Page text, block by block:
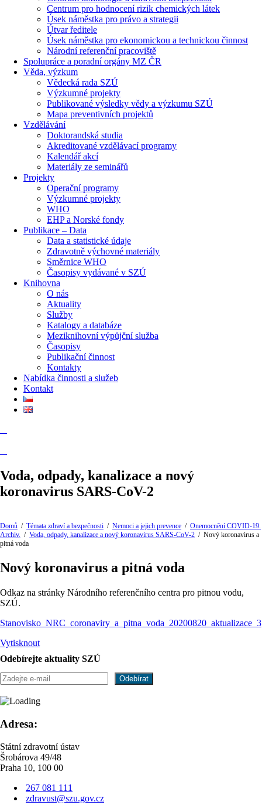
Centrum pro hodnocení rizik chemických látek
Úsek náměstka pro právo a strategii
Útvar ředitele
Úsek náměstka pro ekonomickou a technickou činnost
Národní referenční pracoviště
Spolupráce a poradní orgány MZ ČR
Věda, výzkum
Vědecká rada SZÚ
Výzkumné projekty
Publikované výsledky vědy a výzkumu SZÚ
Mapa preventivních projektů
Vzdělávání
Doktorandská studia
Akreditované vzdělávací programy
Kalendář akcí
Materiály ze seminářů
Projekty
Operační programy
Výzkumné projekty
WHO
EHP a Norské fondy
Publikace – Data
Data a statistické údaje
Zdravotně výchovné materiály
Směrnice WHO
Časopisy vydávané v SZÚ
Knihovna
O nás
Aktuality
Služby
Katalogy a databáze
Meziknihovní výpůjční služba
Časopisy
Publikační činnost
Kontakty
Nabídka činnosti a služeb
Kontakt
Voda, odpady, kanalizace a nový
koronavirus SARS-CoV-2
Domů / Témata zdraví a bezpečnosti / Nemoci a jejich prevence / Onemocnění COVID-19.
Archiv. / Voda, odpady, kanalizace a nový koronavirus SARS-CoV-2 / Nový koronavirus a
pitná voda
Nový koronavirus a pitná voda
Odkaz na stránky Národního referenčního centra pro pitnou vodu,
SZÚ.
Stanovisko_NRC_coronaviry_a_pitna_voda_20200820_aktualizace_3
Vytisknout
Odebírejte aktuality SZÚ
Adresa:
Státní zdravotní ústav
Šrobárova 49/48
Praha 10, 100 00
267 081 111
zdravust@szu.gov.cz